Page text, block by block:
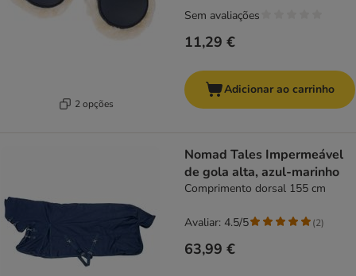
2 opções
11,29 €
Sem avaliações
Adicionar ao carrinho
Nomad Tales Impermeável
de gola alta, azul-marinho
Comprimento dorsal 155 cm
63,99 €
Avaliar: 4.5/5 (2)